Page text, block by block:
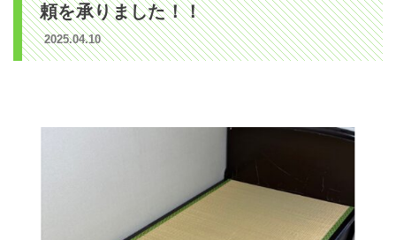
頼を承りました！！
2025.04.10